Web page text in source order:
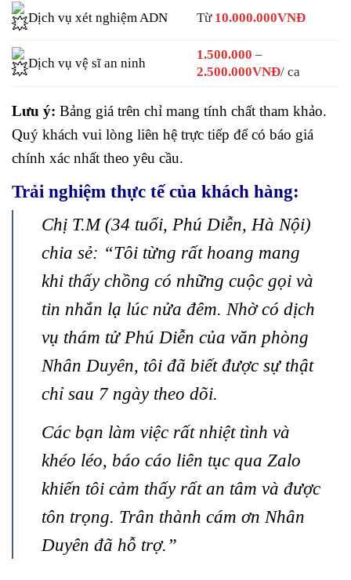
Dịch vụ xét nghiệm ADN Từ 10.000.000VNĐ
Dịch vụ vệ sĩ an ninh
1.500.000 –
2.500.000VNĐ/ ca
Lưu ý: Bảng giá trên chỉ mang tính chất tham khảo.
Quý khách vui lòng liên hệ trực tiếp để có báo giá
chính xác nhất theo yêu cầu.
Trải nghiệm thực tế của khách hàng:
Chị T.M (34 tuổi, Phú Diễn, Hà Nội)
chia sẻ: “Tôi từng rất hoang mang
khi thấy chồng có những cuộc gọi và
tin nhắn lạ lúc nửa đêm. Nhờ có dịch
vụ thám tử Phú Diễn của văn phòng
Nhân Duyên, tôi đã biết được sự thật
chỉ sau 7 ngày theo dõi.
Các bạn làm việc rất nhiệt tình và
khéo léo, báo cáo liên tục qua Zalo
khiến tôi cảm thấy rất an tâm và được
tôn trọng. Trân thành cám ơn Nhân
Duyên đã hỗ trợ.”